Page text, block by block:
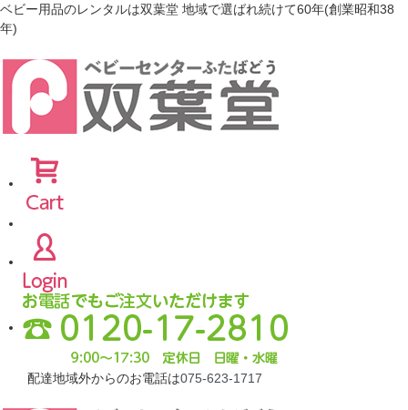
ベビー用品のレンタルは双葉堂 地域で選ばれ続けて60年(創業昭和38
年)
配達地域外からのお電話は075-623-1717